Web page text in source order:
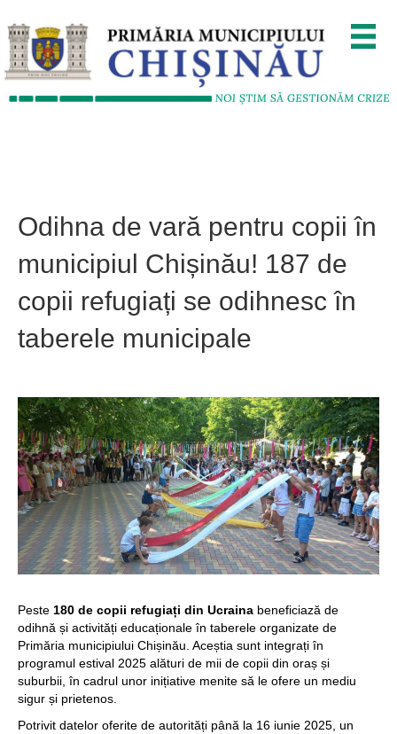
Odihna de vară pentru copii în
municipiul Chișinău! 187 de
copii refugiați se odihnesc în
taberele municipale
Peste 180 de copii refugiați din Ucraina beneficiază de
odihnă și activități educaționale în taberele organizate de
Primăria municipiului Chișinău. Aceștia sunt integrați în
programul estival 2025 alături de mii de copii din oraș și
suburbii, în cadrul unor inițiative menite să le ofere un mediu
sigur și prietenos.
Potrivit datelor oferite de autorități până la 16 iunie 2025, un